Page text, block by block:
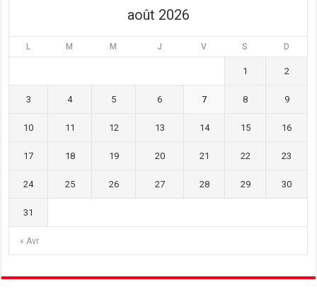
août 2026
L M M J V S D
« Avr
1 2
3 4 5 6 7 8 9
10 11 12 13 14 15 16
17 18 19 20 21 22 23
24 25 26 27 28 29 30
31